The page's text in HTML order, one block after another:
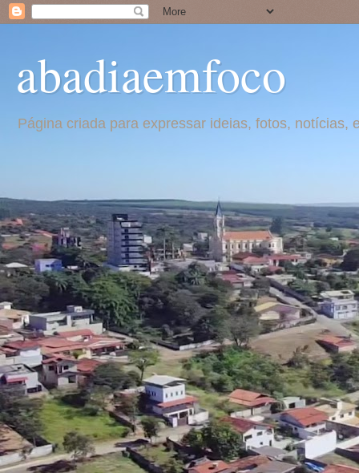
abadiaemfoco
Página criada para expressar ideias, fotos,